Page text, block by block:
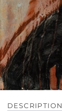
DESCRIPTION